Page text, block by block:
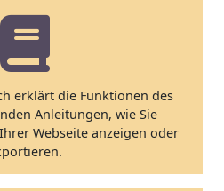
erklärt die Funktionen des
Anleitungen, wie Sie
Webseite anzeigen oder